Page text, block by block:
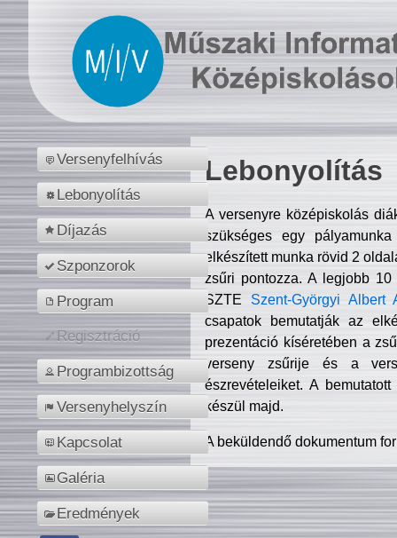
Versenyfelhívás
Lebonyolítás
Díjazás
Szponzorok
Program
Regisztráció
Programbizottság
Versenyhelyszín
Kapcsolat
Galéria
Eredmények
Lebonyolítás
A versenyre középiskolás
szükséges egy
elkészített munka rövid 2
zsűri pontozza. A legjobb
SZTE Szent-Györgyi Albert
csapatok bemutatják az
prezentáció kíséretében a
verseny zsűrije és a
észrevételeiket. A
készül majd.
A beküldendő dokumentum